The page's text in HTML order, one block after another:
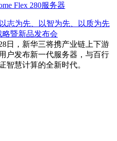
Flex 280服务器
以志为先、以智为先、以质为先
暨新品发布会
日，新华三将携产业链上下游
户发布新一代服务器，与百行
智慧计算的全新时代。